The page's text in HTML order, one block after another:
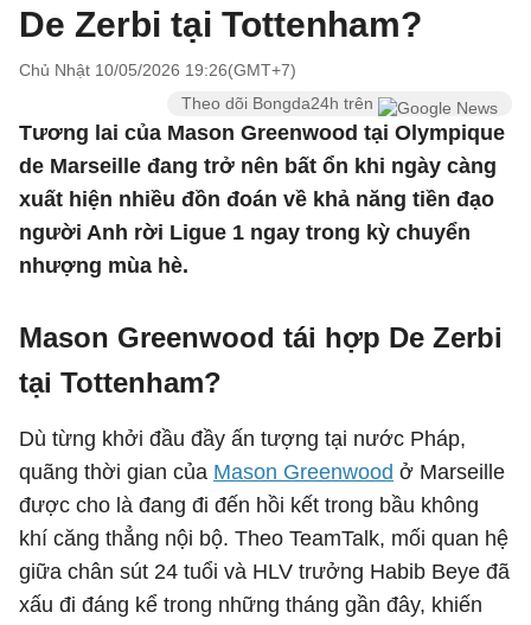
De Zerbi tại Tottenham?
Chủ Nhật 10/05/2026 19:26(GMT+7)
Theo dõi Bongda24h trên
Tương lai của Mason Greenwood tại Olympique
de Marseille đang trở nên bất ổn khi ngày càng
xuất hiện nhiều đồn đoán về khả năng tiền đạo
người Anh rời Ligue 1 ngay trong kỳ chuyển
nhượng mùa hè.
Mason Greenwood tái hợp De Zerbi
tại Tottenham?
Dù từng khởi đầu đầy ấn tượng tại nước Pháp,
quãng thời gian của Mason Greenwood ở Marseille
được cho là đang đi đến hồi kết trong bầu không
khí căng thẳng nội bộ. Theo TeamTalk, mối quan hệ
giữa chân sút 24 tuổi và HLV trưởng Habib Beye đã
xấu đi đáng kể trong những tháng gần đây, khiến